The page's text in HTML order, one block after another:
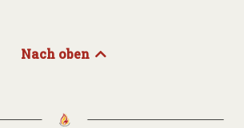
Nach oben